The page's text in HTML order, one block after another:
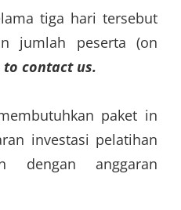
tiga hari tersebut
jumlah peserta (on
contact us.
paket in
investasi pelatihan
dengan anggaran